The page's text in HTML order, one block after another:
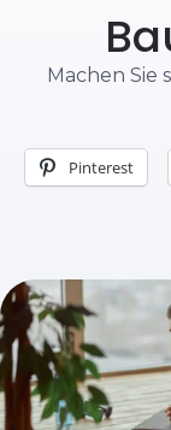
Machen Sie
Pinterest